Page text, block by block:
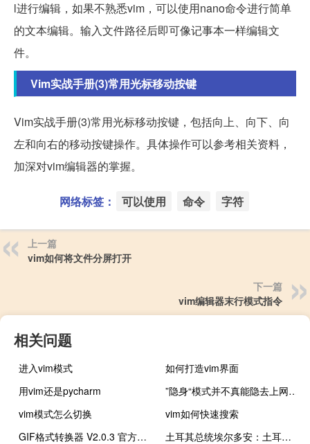
l进行编辑，如果不熟悉vim，可以使用nano命令进行简单
的文本编辑。输入文件路径后即可像记事本一样编辑文
件。
Vim实战手册(3)常用光标移动按键
Vim实战手册(3)常用光标移动按键，包括向上、向下、向
左和向右的移动按键操作。具体操作可以参考相关资料，
加深对vim编辑器的掌握。
网络标签： 可以使用 命令 字符
上一篇
vim如何将文件分屏打开
下一篇
vim编辑器末行模式指令
相关问题
进入vim模式
如何打造vim界面
用vim还是pycharm
”隐身“模式并不真能隐去上网行踪谷歌因浏览器设置遭用户集体起诉
vim模式怎么切换
vim如何快速搜索
GIF格式转换器 V2.0.3 官方版（GIF格式转换器 V2.0.3 官方版功能简介）
土耳其总统埃尔多安：土耳其决心加大外交努力实现以色列-巴勒斯坦冲突的缓和